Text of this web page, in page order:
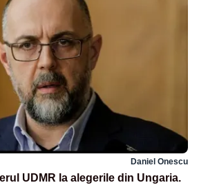
Daniel Onescu
UDMR la alegerile din Ungaria.